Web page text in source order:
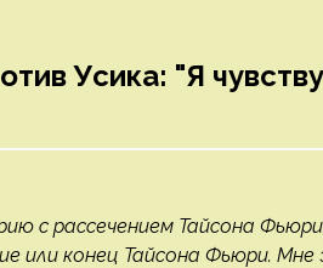
Усика: "Я
с рассечением Тайсона
или конец Тайсона Фьюри.